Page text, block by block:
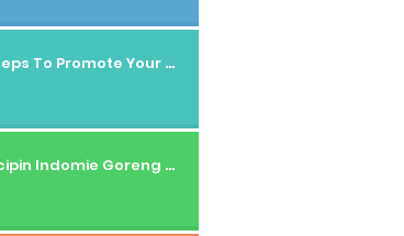
6 Steps To Promote Your Blog
Nyicipin Indomie Goreng Rasa Tahu Tek